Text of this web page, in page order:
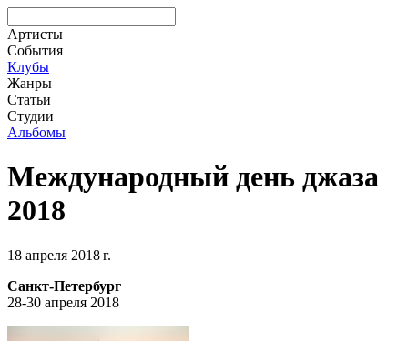
Артисты
События
Клубы
Жанры
Статьи
Студии
Альбомы
Международный день джаза
2018
18 апреля 2018 г.
Санкт-Петербург
28-30 апреля 2018